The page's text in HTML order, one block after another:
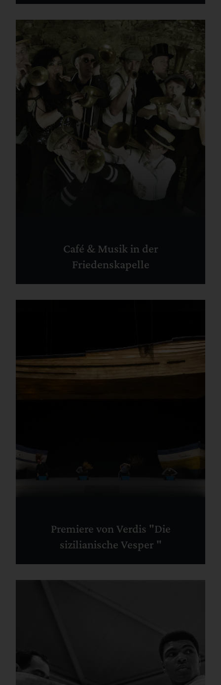
Café & Musik in der
Friedenskapelle
Premiere von Verdis "Die
sizilianische Vesper "